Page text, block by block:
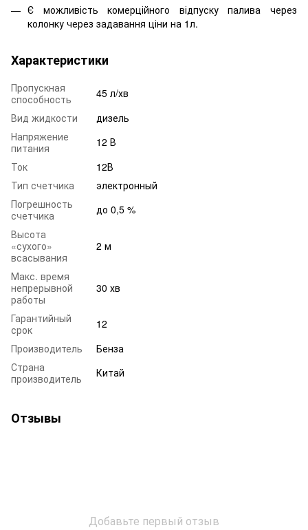
Є можливість комерційного відпуску палива через
колонку через задавання ціни на 1л.
Характеристики
Пропускная
способность
45 л/хв
Вид жидкости
дизель
Напряжение
питания
12 В
Ток
12В
Тип счетчика
электронный
Погрешность
счетчика
до 0,5 %
Высота
«сухого»
всасывания
2 м
Макс. время
непрерывной
работы
30 хв
Гарантийный
срок
12
Производитель
Бенза
Страна
производитель
Китай
Отзывы
Добавьте первый отзыв